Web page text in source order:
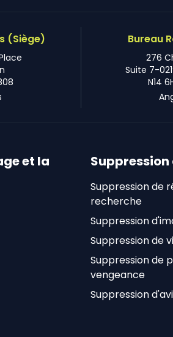
(Siège) Bureau
276
Suite 7-
N14
et la
Suppression de
recherche
Suppression
Suppression de
Suppression de
vengeance
Suppression